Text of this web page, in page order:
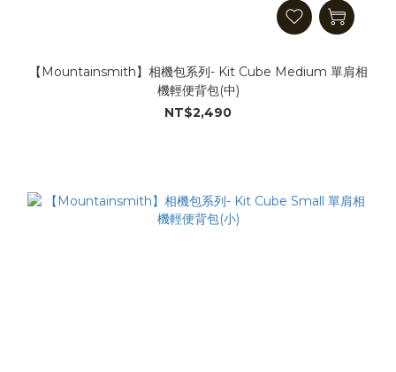
【Mountainsmith】相機包系列- Kit Cube Medium 單肩相
機輕便背包(中)
NT$2,490